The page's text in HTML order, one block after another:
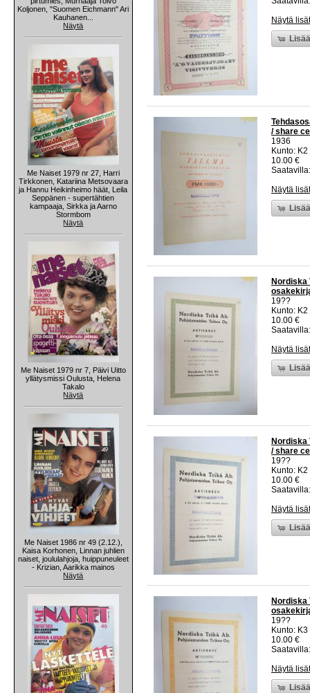
Koljonen, "Suomen Eichmann" Ari
Kauhanen...
Näytä
Me Naiset 1979 nr 27, Harri
Tirkkonen, Katariina Metsovaara
ja Hannu Heikinheimo häät, Leila
Seppänen - supertähtien
kampaaja, Sirkka ja Aarno
Stormbom
Näytä
Me Naiset 1979 nr 7, Päivi Uitto
yllätysmissi Oulusta, Helena
Takalo
Näytä
Me Naiset 1986 nr 49 (2.12.),
Kaisa Korhonen, Linnan juhlien
naiset, joululahjoja, huippuneuleet
- Krizian, Aarikka mainos
Näytä
Näytä
/ share
1936
Kunto:
10.00 €
Näytä
Nordiska
19??
Kunto:
10.00 €
Näytä
Nordiska
/ share
19??
Kunto:
10.00 €
Näytä
Nordiska
19??
Kunto:
10.00 €
Näytä